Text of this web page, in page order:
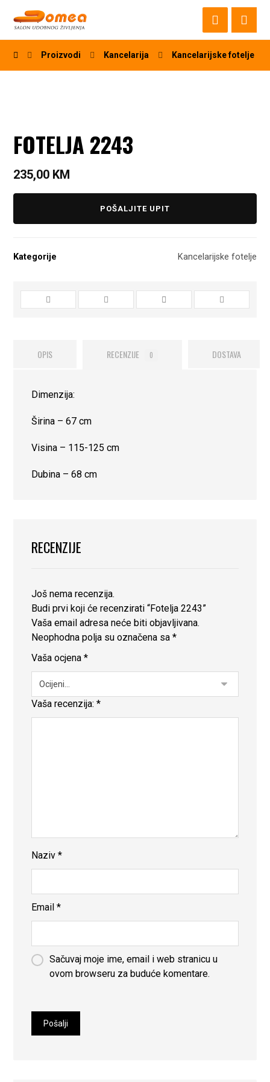
Proizvodi Kancelarija Kancelarijske fotelje
FOTELJA 2243
235,00 KM
POŠALJITE UPIT
Kategorije Kancelarijske fotelje
OPIS RECENZIJE 0 DOSTAVA
Dimenzija:
Širina – 67 cm
Visina – 115-125 cm
Dubina – 68 cm
RECENZIJE
Još nema recenzija.
Budi prvi koji će recenzirati “Fotelja 2243”
Vaša email adresa neće biti objavljivana.
Neophodna polja su označena sa*
Vaša ocjena*
Vaša recenzija:*
Naziv*
Email*
Sačuvaj moje ime, email i web stranicu u
ovom browseru za buduće komentare.